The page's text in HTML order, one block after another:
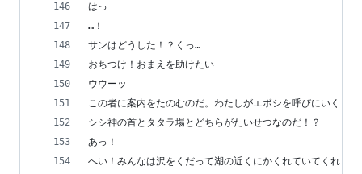
はっ
…！
サンはどうした！？くっ…
おちつけ！おまえを助けたい
ウウーッ
この者に案内をたのむのだ。わたしがエボシを呼びにいく！
シシ神の首とタタラ場とどちらがたいせつなのだ！？
あっ！
へい！みんなは沢をくだって湖の近くにかくれていてくれ！